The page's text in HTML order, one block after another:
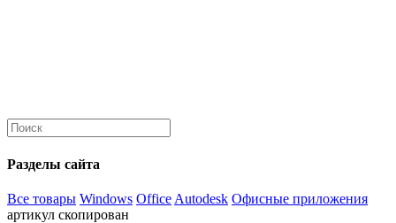
Разделы сайта
Все товары Windows Office Autodesk Офисные приложения
артикул скопирован